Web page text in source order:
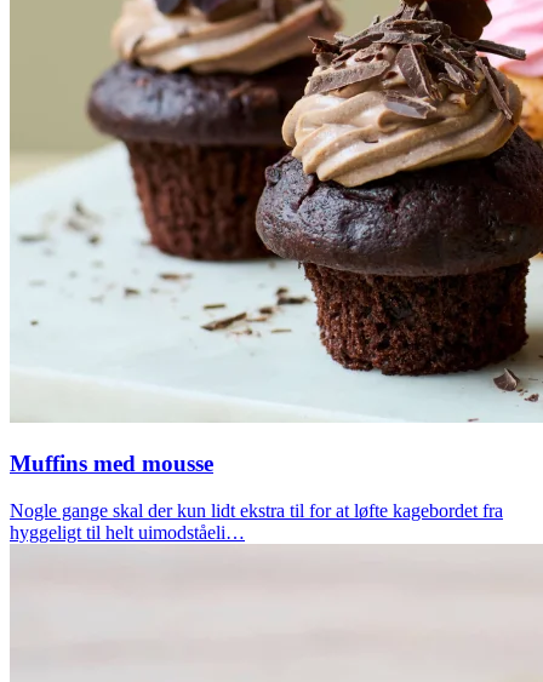
Muffins med mousse
Nogle gange skal der kun lidt ekstra til for at løfte kagebordet fra
hyggeligt til helt uimodståeli…